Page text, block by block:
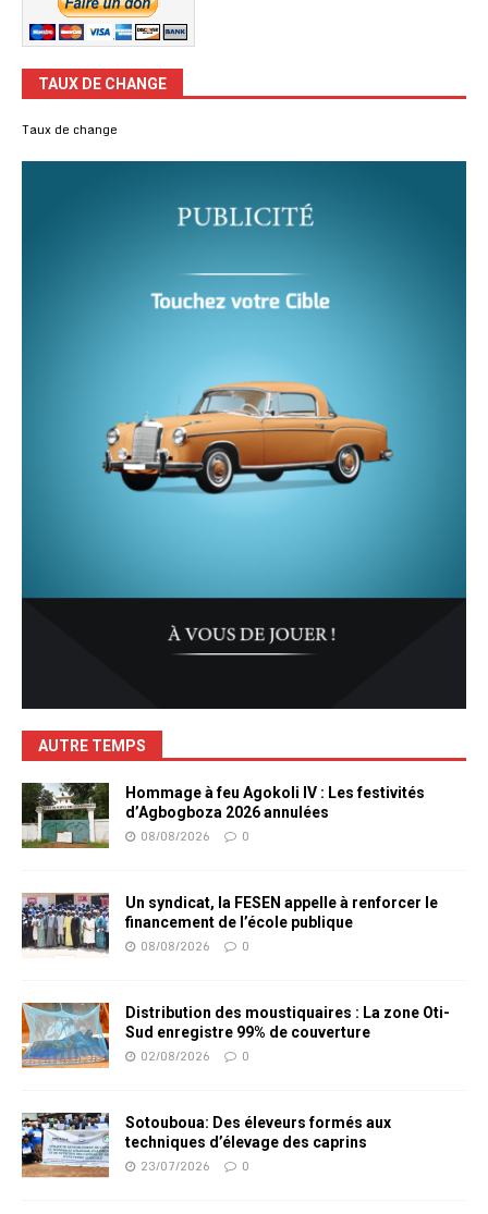
TAUX DE CHANGE
Taux de change
AUTRE TEMPS
Hommage à feu Agokoli IV : Les festivités
d’Agbogboza 2026 annulées
08/08/2026 0
Un syndicat, la FESEN appelle à renforcer le
financement de l’école publique
08/08/2026 0
Distribution des moustiquaires : La zone Oti-
Sud enregistre 99% de couverture
02/08/2026 0
Sotouboua: Des éleveurs formés aux
techniques d’élevage des caprins
23/07/2026 0